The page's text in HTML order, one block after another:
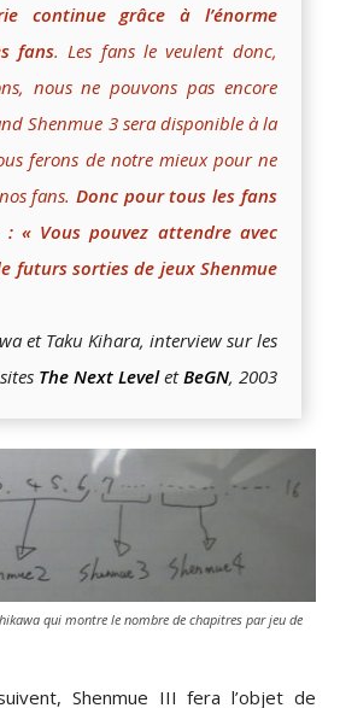
continue grâce à l’énorme
fans. Les fans le veulent donc,
nous ne pouvons pas encore
Shenmue 3 sera disponible à la
ferons de notre mieux pour ne
fans. Donc pour tous les fans
: « Vous pouvez attendre avec
futurs sorties de jeux Shenmue
et Taku Kihara, interview sur les
sites The Next LeveletBeGN, 2003
qui montre le nombre de chapitres par jeu de
Shenmue III fera l’objet de